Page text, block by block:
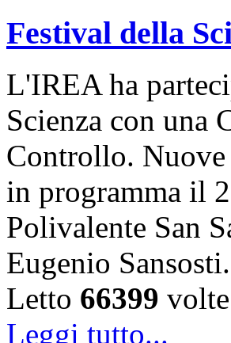
Festival della
L'IREA ha
Scienza con una
Controllo.
in programma il
Polivalente San
Eugenio Sansosti.
Letto 66399 volte
Leggi tutto...